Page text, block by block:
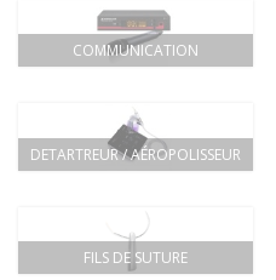
COMMUNICATION
DETARTREUR / AÉROPOLISSEUR
FILS DE SUTURE